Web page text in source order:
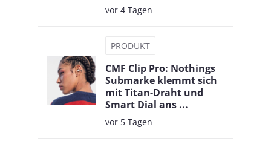
vor 4 Tagen
PRODUKT
CMF Clip Pro: Nothings
Submarke klemmt sich
mit Titan-Draht und
Smart Dial ans ...
vor 5 Tagen